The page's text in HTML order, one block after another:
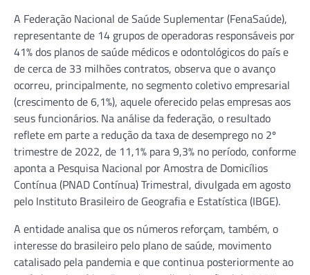
A Federação Nacional de Saúde Suplementar (FenaSaúde),
representante de 14 grupos de operadoras responsáveis por
41% dos planos de saúde médicos e odontológicos do país e
de cerca de 33 milhões contratos, observa que o avanço
ocorreu, principalmente, no segmento coletivo empresarial
(crescimento de 6,1%), aquele oferecido pelas empresas aos
seus funcionários. Na análise da federação, o resultado
reflete em parte a redução da taxa de desemprego no 2º
trimestre de 2022, de 11,1% para 9,3% no período, conforme
aponta a Pesquisa Nacional por Amostra de Domicílios
Contínua (PNAD Contínua) Trimestral, divulgada em agosto
pelo Instituto Brasileiro de Geografia e Estatística (IBGE).
A entidade analisa que os números reforçam, também, o
interesse do brasileiro pelo plano de saúde, movimento
catalisado pela pandemia e que continua posteriormente ao